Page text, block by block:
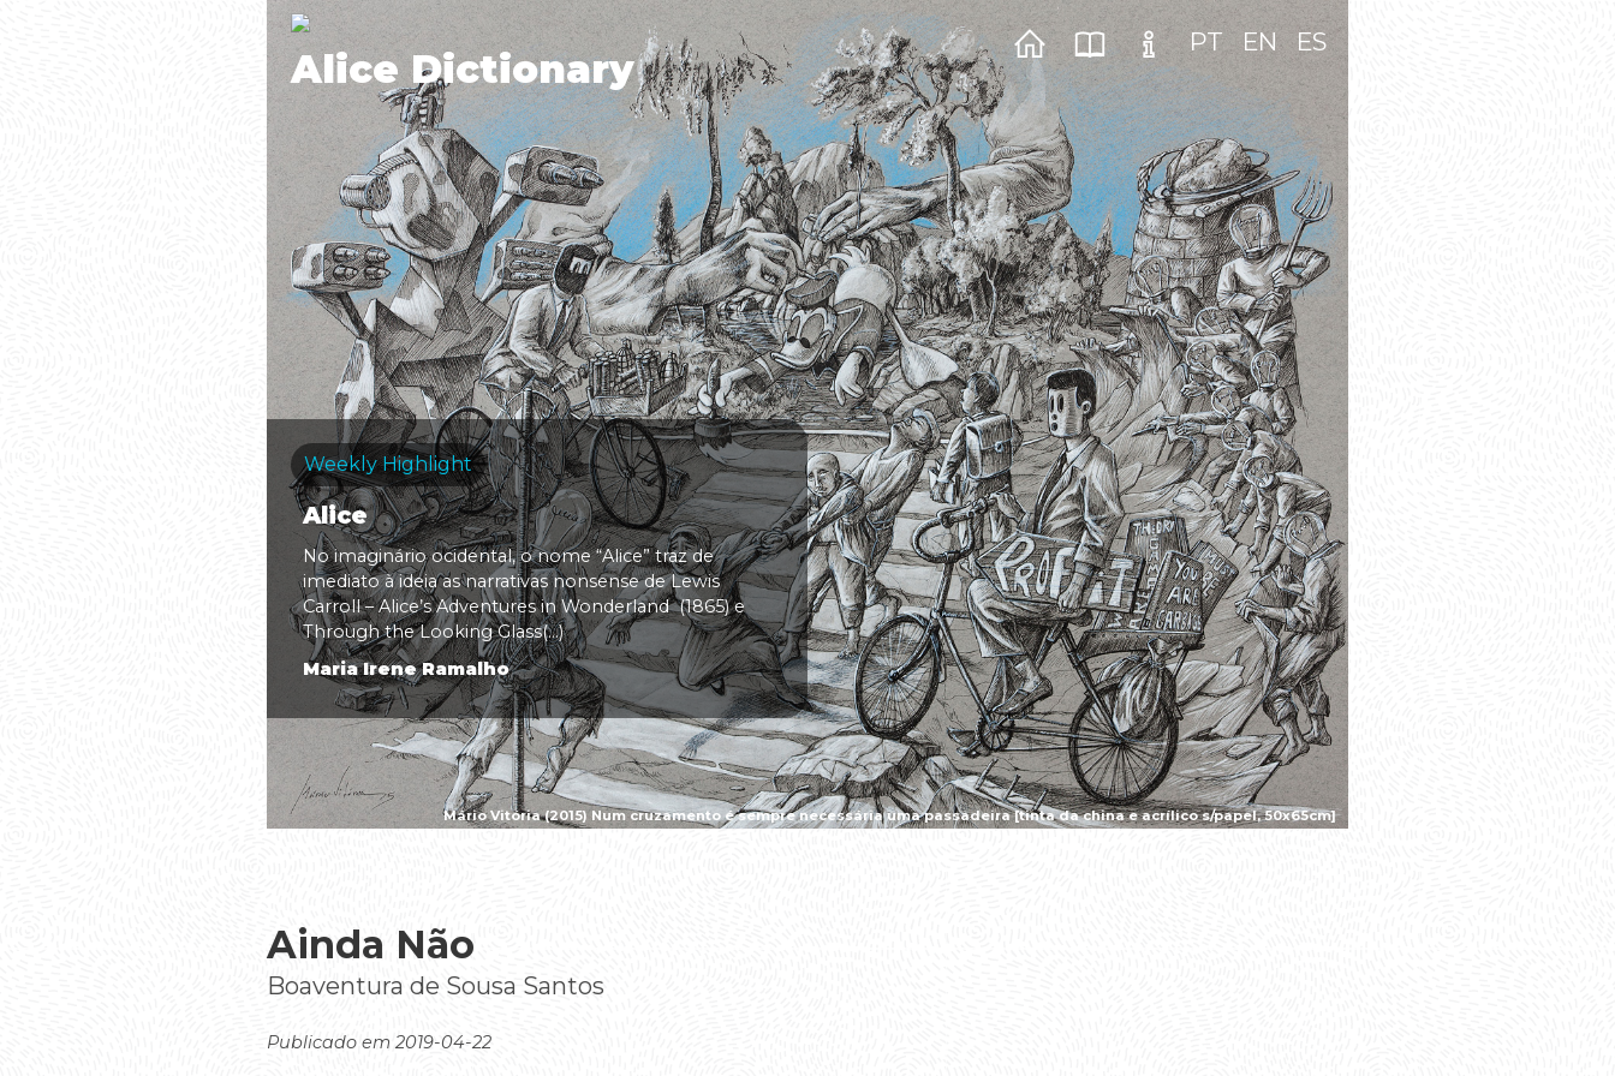
Mário Vitória (2015) Num cruzamento é sempre necessária uma passadeira [tinta da china e acrílico s/papel, 50x65cm]
Alice Dictionary
PT EN ES
Weekly Highlight
Alice
No imaginário ocidental, o nome “Alice” traz de
imediato à ideia as narrativas nonsense de Lewis
Carroll – Alice’s Adventures in Wonderland (1865) e
Through the Looking Glass(...)
Maria Irene Ramalho
Ainda Não
Boaventura de Sousa Santos
Publicado em 2019-04-22